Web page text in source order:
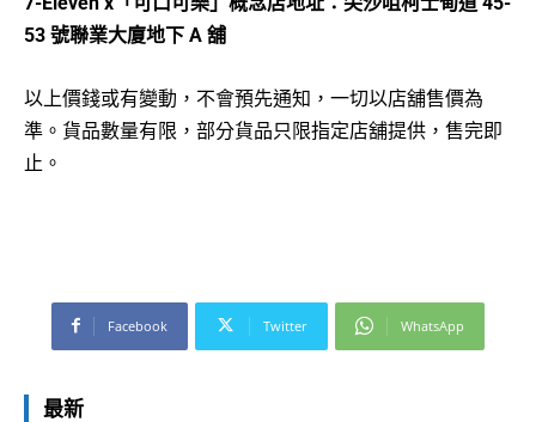
53 號聯業大廈地下 A 舖
以上價錢或有變動，不會預先通知，一切以店舖售價為
準。貨品數量有限，部分貨品只限指定店舖提供，售完即
止。
Facebook Twitter WhatsApp
最新